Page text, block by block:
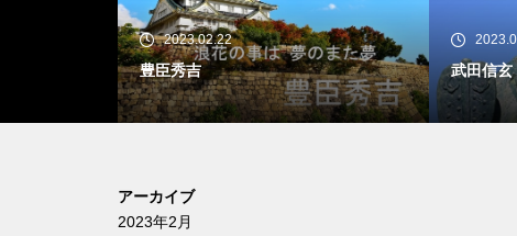
2023.02.22
豊臣秀吉 武田信玄
アーカイブ
2023年2月